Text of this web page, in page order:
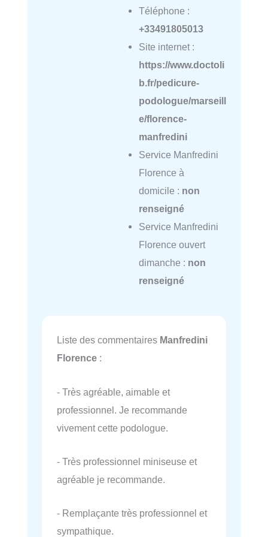
Téléphone :
+33491805013
Site internet :
https://www.doctoli
b.fr/pedicure-
podologue/marseill
e/florence-
manfredini
Service Manfredini
Florence à
domicile : non
renseigné
Service Manfredini
Florence ouvert
dimanche : non
renseigné
Liste des commentaires Manfredini
Florence :
- Très agréable, aimable et
professionnel. Je recommande
vivement cette podologue.
- Très professionnel miniseuse et
agréable je recommande.
- Remplaçante très professionnel et
sympathique.